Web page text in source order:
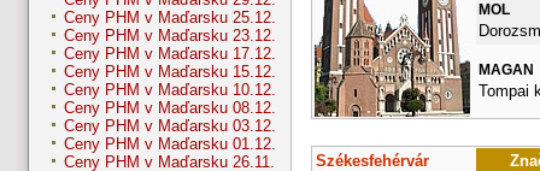
Ceny PHM v Maďarsku 25.12.
Ceny PHM v Maďarsku 23.12.
Ceny PHM v Maďarsku 17.12.
Ceny PHM v Maďarsku 15.12.
Ceny PHM v Maďarsku 10.12.
Ceny PHM v Maďarsku 08.12.
Ceny PHM v Maďarsku 03.12.
Ceny PHM v Maďarsku 01.12.
Ceny PHM v Maďarsku 26.11.
MOL
MAGAN
Tompai
Székesfehérvár